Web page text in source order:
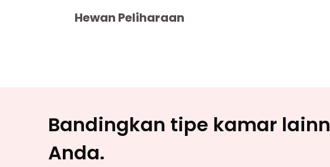
Hewan Peliharaan
Bandingkan tipe kamar
Anda.